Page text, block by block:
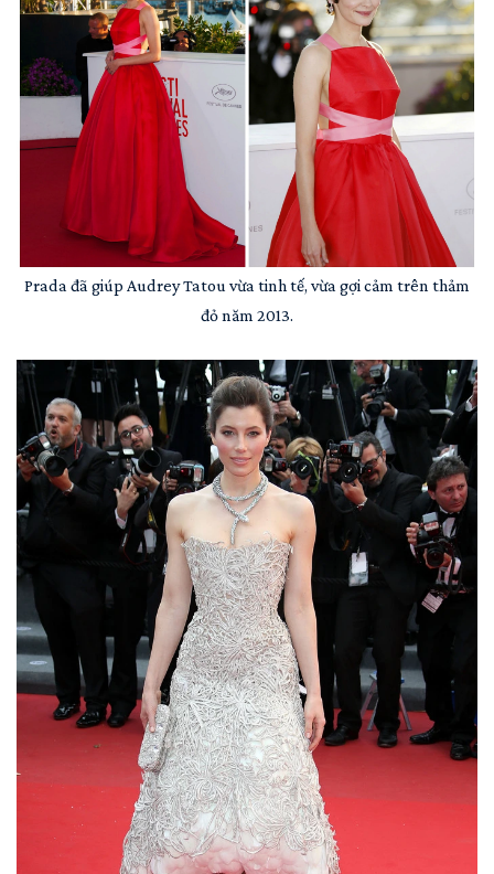
Prada đã giúp Audrey Tatou vừa tinh tế, vừa gợi cảm trên thảm
đỏ năm 2013.